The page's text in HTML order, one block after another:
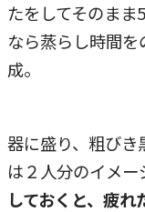
たをしてそのまま
なら蒸らし時間
成。
器に盛り、粗びき
は２人分のイメー
しておくと、疲れ